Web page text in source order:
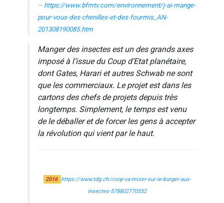
https://www.bfmtv.com/environnement/j-ai-mange-
pour-vous-des-chenilles-et-des-fourmis_AN-
201308190085.htm
Manger des insectes est un des grands axes
imposé à l’issue du Coup d’Etat planétaire,
dont Gates, Harari et autres Schwab ne sont
que les commerciaux. Le projet est dans les
cartons des chefs de projets depuis très
longtemps. Simplement, le temps est venu
de le déballer et de forcer les gens à accepter
la révolution qui vient par le haut.
2016 https://www.tdg.ch/coop-va-miser-sur-le-burger-aux-
insectes-578802770552